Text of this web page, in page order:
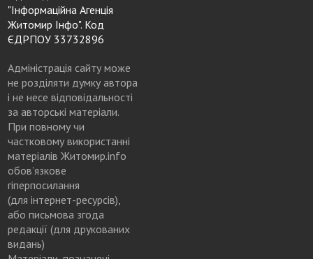
"Інформаційна Агенція
Житомир Інфо". Код
ЄДРПОУ 33732896
Адміністрація сайту може
не розділяти думку автора
і не несе відповідальності
за авторські матеріали.
При повному чи
частковому використанні
матеріалів Житомир.info
обов’язкове
гіперпосилання
(для інтернет-ресурсів),
або письмова згода
редакції (для друкованих
видань)